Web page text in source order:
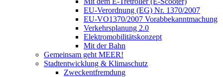
EU-Verordnung (EG) Nr. 1370/2007
EU-VO1370/2007 Vorabbekanntmachung
Verkehrsplanung 2.0
Elektromobilitätskonzept
Mit der Bahn
Gemeinsam geht MEER!
Stadtentwicklung & Klimaschutz
Zweckentfremdung